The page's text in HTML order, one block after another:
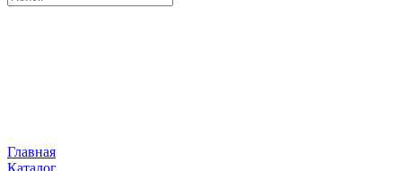
Главная
Каталог